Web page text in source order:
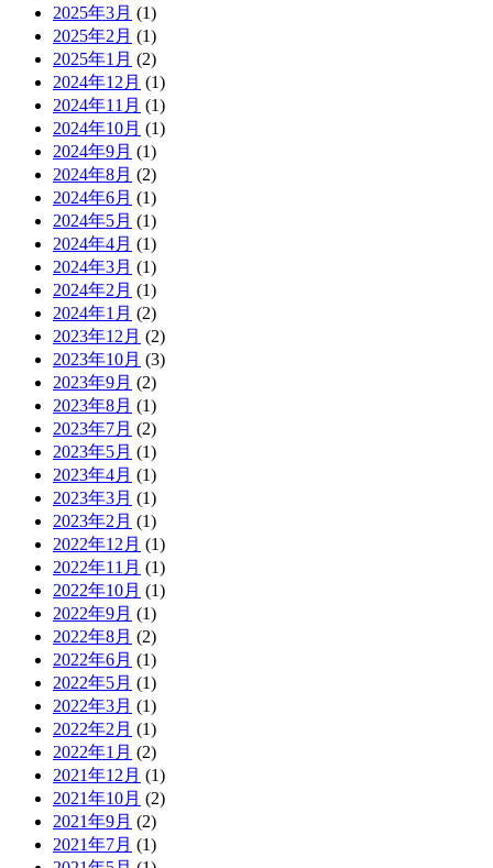
2025年3月 (1)
2025年2月 (1)
2025年1月 (2)
2024年12月 (1)
2024年11月 (1)
2024年10月 (1)
2024年9月 (1)
2024年8月 (2)
2024年6月 (1)
2024年5月 (1)
2024年4月 (1)
2024年3月 (1)
2024年2月 (1)
2024年1月 (2)
2023年12月 (2)
2023年10月 (3)
2023年9月 (2)
2023年8月 (1)
2023年7月 (2)
2023年5月 (1)
2023年4月 (1)
2023年3月 (1)
2023年2月 (1)
2022年12月 (1)
2022年11月 (1)
2022年10月 (1)
2022年9月 (1)
2022年8月 (2)
2022年6月 (1)
2022年5月 (1)
2022年3月 (1)
2022年2月 (1)
2022年1月 (2)
2021年12月 (1)
2021年10月 (2)
2021年9月 (2)
2021年7月 (1)